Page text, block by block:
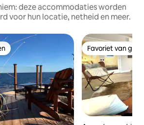
deze accommodaties worden
voor hun locatie, netheid en meer.
Favoriet van
Favoriet van